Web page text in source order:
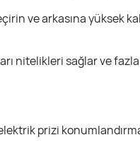
ve arkasına yüksek
nitelikleri sağlar ve fazla
prizi